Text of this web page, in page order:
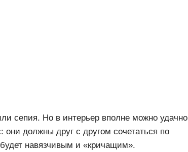
сепия. Но в интерьер вполне можно удачно
должны друг с другом сочетаться по
навязчивым и «кричащим».